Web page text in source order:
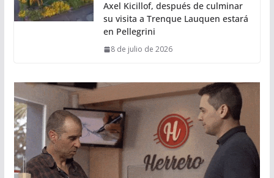
Axel Kicillof, después de culminar
su visita a Trenque Lauquen estará
en Pellegrini
8 de julio de 2026